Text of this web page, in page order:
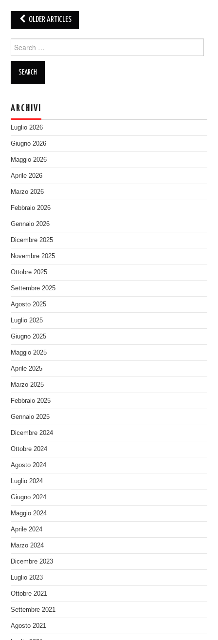
Post
navigation
OLDER ARTICLES
for:
ARCHIVI
Luglio 2026
Giugno 2026
Maggio 2026
Aprile 2026
Marzo 2026
Febbraio 2026
Gennaio 2026
Dicembre 2025
Novembre 2025
Ottobre 2025
Settembre 2025
Agosto 2025
Luglio 2025
Giugno 2025
Maggio 2025
Aprile 2025
Marzo 2025
Febbraio 2025
Gennaio 2025
Dicembre 2024
Ottobre 2024
Agosto 2024
Luglio 2024
Giugno 2024
Maggio 2024
Aprile 2024
Marzo 2024
Dicembre 2023
Luglio 2023
Ottobre 2021
Settembre 2021
Agosto 2021